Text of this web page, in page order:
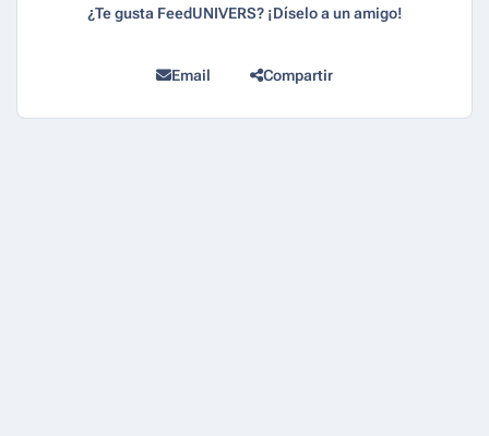
¿Te gusta FeedUNIVERS? ¡Díselo a un amigo!
Email Compartir